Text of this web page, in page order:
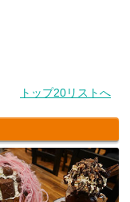
トップ20リストへ